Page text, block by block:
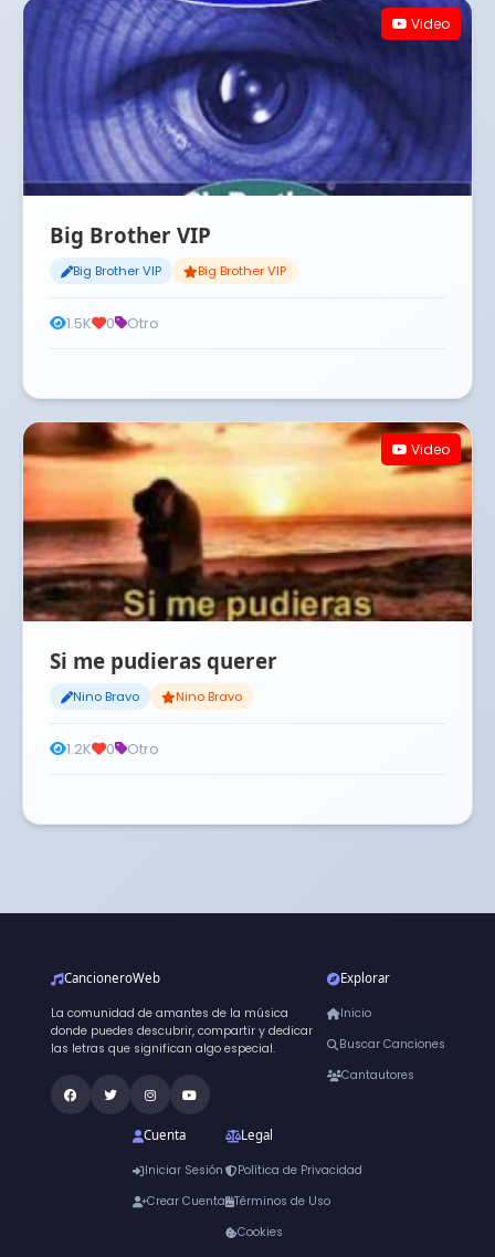
Video
Big Brother VIP
Big Brother VIP Big Brother VIP
1.5K 0 Otro
Video
Si me pudieras querer
Nino Bravo Nino Bravo
1.2K 0 Otro
CancioneroWeb
La comunidad de amantes de la música
donde puedes descubrir, compartir y dedicar
las letras que significan algo especial.
Explorar
Inicio
Buscar Canciones
Cantautores
Cuenta
Iniciar Sesión
Crear Cuenta
Legal
Política de Privacidad
Términos de Uso
Cookies